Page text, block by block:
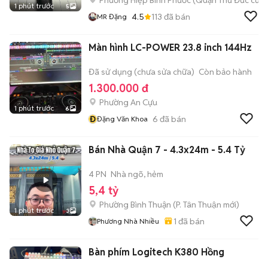
1 phút trước 5
MR Đặng 4.5 113 đã bán
1 phút trước 6
Màn hình LC-POWER 23.8 inch 144Hz
Đã sử dụng (chưa sửa chữa) Còn bảo hành
1.300.000 đ
Phường An Cựu
ĐĐặng Văn Khoa 6 đã bán
1 phút trước 3
Bán Nhà Quận 7 - 4.3x24m - 5.4 Tỷ
4 PN Nhà ngõ, hẻm
5,4 tỷ
Phường Bình Thuận (P. Tân Thuận mới)
Phương Nhà Nhiều 1 đã bán
Bàn phím Logitech K380 Hồng